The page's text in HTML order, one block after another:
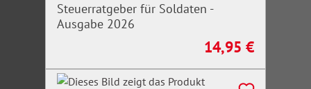
Steuerratgeber für Soldaten -
Ausgabe 2026
Regulärer Preis:
14,95 €